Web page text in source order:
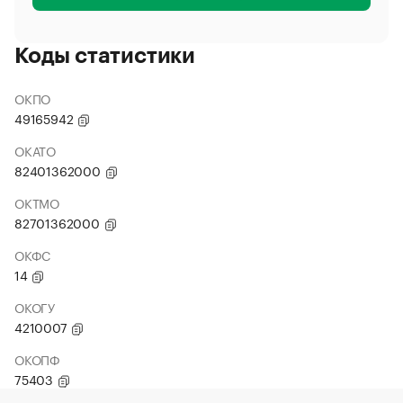
Коды статистики
ОКПО
49165942
ОКАТО
82401362000
ОКТМО
82701362000
ОКФС
14
ОКОГУ
4210007
ОКОПФ
75403